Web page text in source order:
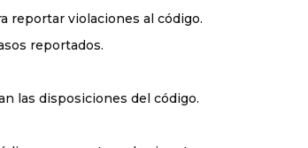
reportar violaciones al código.
reportados.
las disposiciones del código.